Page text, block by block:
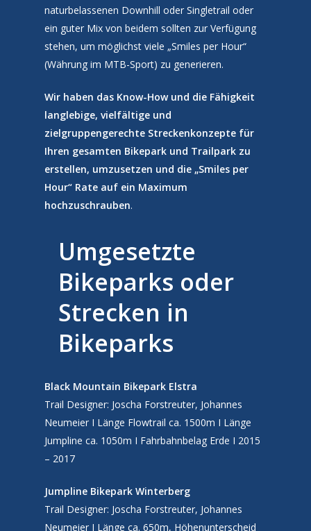
naturbelassenen Downhill oder Singletrail oder
ein guter Mix von beidem sollten zur Verfügung
stehen, um möglichst viele „Smiles per Hour“
(Währung im MTB-Sport) zu generieren.
Wir haben das Know-How und die Fähigkeit
langlebige, vielfältige und
zielgruppengerechte Streckenkonzepte für
Ihren gesamten Bikepark und Trailpark zu
erstellen, umzusetzen und die „Smiles per
Hour“ Rate auf ein Maximum
hochzuschrauben.
Umgesetzte
Bikeparks oder
Strecken in
Bikeparks
Black Mountain Bikepark Elstra
Trail Designer: Joscha Forstreuter, Johannes
Neumeier I Länge Flowtrail ca. 1500m I Länge
Jumpline ca. 1050m I Fahrbahnbelag Erde I 2015
– 2017
Jumpline Bikepark Winterberg
Trail Designer: Joscha Forstreuter, Johannes
Neumeier I Länge ca. 650m, Höhenunterscheid
Leistungen
Projekte
About